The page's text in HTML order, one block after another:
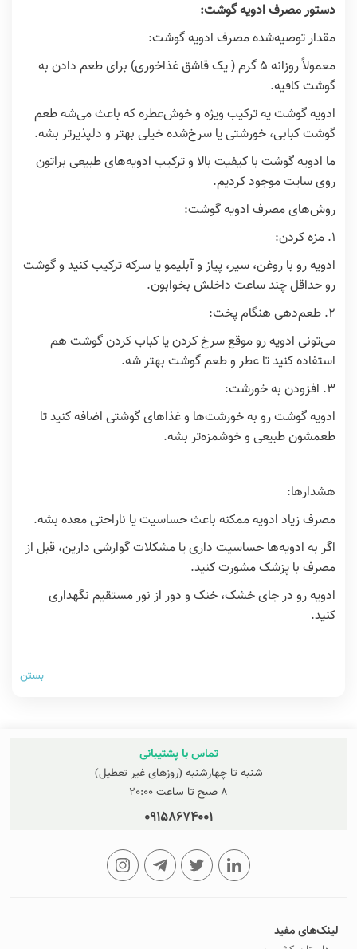
دستور مصرف ادویه گوشت:
مقدار توصیه‌شده مصرف ادویه گوشت:
معمولاً روزانه 5 گرم ( یک قاشق غذاخوری) برای طعم دادن به
گوشت کافیه.
ادویه گوشت یه ترکیب ویژه و خوش‌عطره که باعث می‌شه طعم
گوشت کبابی، خورشتی یا سرخ‌شده خیلی بهتر و دلپذیرتر بشه.
ما ادویه گوشت با کیفیت بالا و ترکیب ادویه‌های طبیعی براتون
روی سایت موجود کردیم.
روش‌های مصرف ادویه گوشت:
1. مزه کردن:
ادویه رو با روغن، سیر، پیاز و آبلیمو یا سرکه ترکیب کنید و گوشت
رو حداقل چند ساعت داخلش بخوابون.
2. طعم‌دهی هنگام پخت:
می‌تونی ادویه رو موقع سرخ کردن یا کباب کردن گوشت هم
استفاده کنید تا عطر و طعم گوشت بهتر شه.
3. افزودن به خورشت:
ادویه گوشت رو به خورشت‌ها و غذاهای گوشتی اضافه کنید تا
طعمشون طبیعی و خوشمزه‌تر بشه.
هشدارها:
مصرف زیاد ادویه ممکنه باعث حساسیت یا ناراحتی معده بشه.
اگر به ادویه‌ها حساسیت داری یا مشکلات گوارشی دارین، قبل از
مصرف با پزشک مشورت کنید.
ادویه رو در جای خشک، خنک و دور از نور مستقیم نگهداری
کنید.
بستن
تماس با پشتیبانی
شنبه تا چهارشنبه (روزهای غیر تعطیل)
8 صبح تا ساعت 20:00
09158674001
لینک‌های مفید